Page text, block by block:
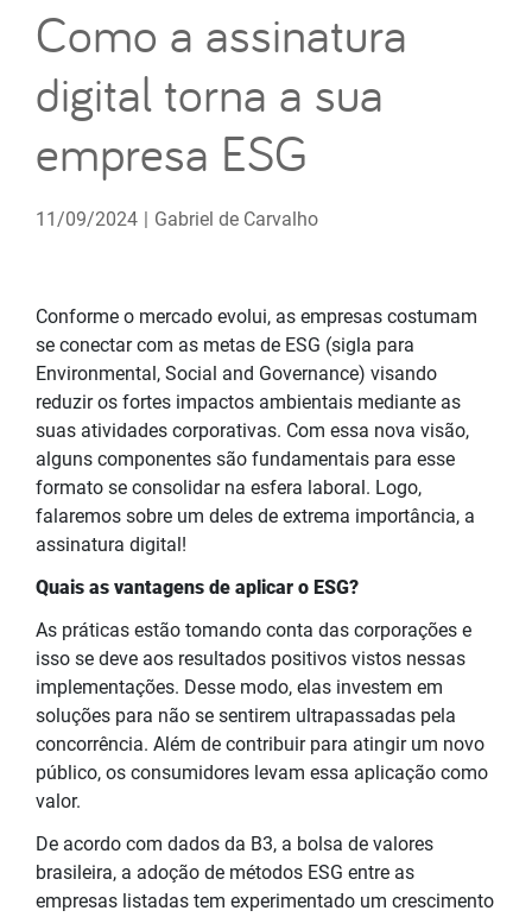
Como a assinatura
digital torna a sua
empresa ESG
11/09/2024 | Gabriel de Carvalho
Conforme o mercado evolui, as empresas costumam
se conectar com as metas de ESG (sigla para
Environmental, Social and Governance) visando
reduzir os fortes impactos ambientais mediante as
suas atividades corporativas. Com essa nova visão,
alguns componentes são fundamentais para esse
formato se consolidar na esfera laboral. Logo,
falaremos sobre um deles de extrema importância, a
assinatura digital!
Quais as vantagens de aplicar o ESG?
As práticas estão tomando conta das corporações e
isso se deve aos resultados positivos vistos nessas
implementações. Desse modo, elas investem em
soluções para não se sentirem ultrapassadas pela
concorrência. Além de contribuir para atingir um novo
público, os consumidores levam essa aplicação como
valor.
De acordo com dados da B3, a bolsa de valores
brasileira, a adoção de métodos ESG entre as
empresas listadas tem experimentado um crescimento